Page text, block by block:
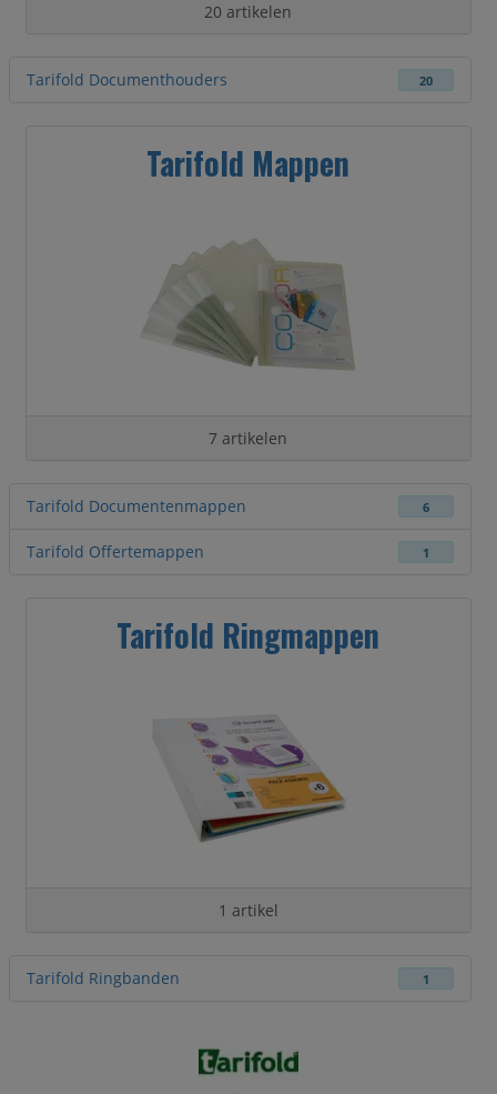
20 artikelen
Tarifold Documenthouders 20
Tarifold Mappen
7 artikelen
Tarifold Documentenmappen 6
Tarifold Offertemappen 1
Tarifold Ringmappen
1 artikel
Tarifold Ringbanden 1